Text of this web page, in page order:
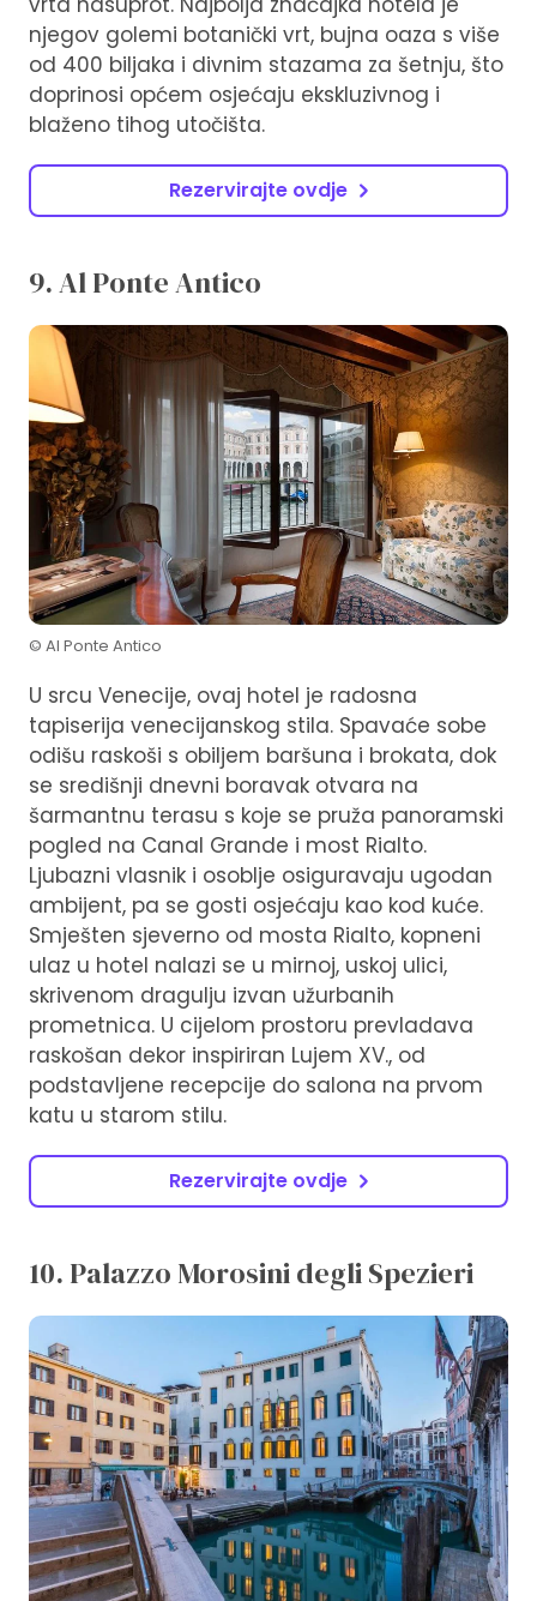
njegov golemi botanički vrt, bujna oaza s više
od 400 biljaka i divnim stazama za šetnju, što
doprinosi općem osjećaju ekskluzivnog i
blaženo tihog utočišta.
Rezervirajte ovdje
9. Al Ponte Antico
© Al Ponte Antico
U srcu Venecije, ovaj hotel je radosna
tapiserija venecijanskog stila. Spavaće sobe
odišu raskoši s obiljem baršuna i brokata, dok
se središnji dnevni boravak otvara na
šarmantnu terasu s koje se pruža panoramski
pogled na Canal Grande i most Rialto.
Ljubazni vlasnik i osoblje osiguravaju ugodan
ambijent, pa se gosti osjećaju kao kod kuće.
Smješten sjeverno od mosta Rialto, kopneni
ulaz u hotel nalazi se u mirnoj, uskoj ulici,
skrivenom dragulju izvan užurbanih
prometnica. U cijelom prostoru prevladava
raskošan dekor inspiriran Lujem XV., od
podstavljene recepcije do salona na prvom
katu u starom stilu.
Rezervirajte ovdje
10. Palazzo Morosini degli Spezieri